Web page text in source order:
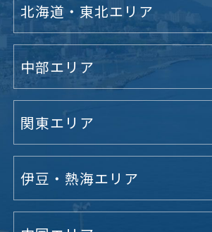
北海道・東北エリア
中部エリア
関東エリア
伊豆・熱海エリア